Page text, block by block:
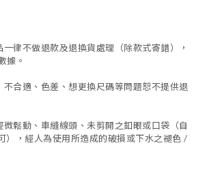
律不做退款及退換貨處理（除款式寄錯），
據 。
不合適、色差、想更換尺碼等問題恕不提供退
鬆動、車縫線頭、未剪開之釦眼或口袋（自
），經人為使用所造成的破損或下水之褪色 /